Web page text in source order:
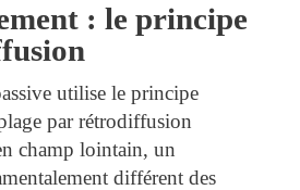
: le principe
utilise le principe
par rétrodiffusion
champ lointain, un
différent des